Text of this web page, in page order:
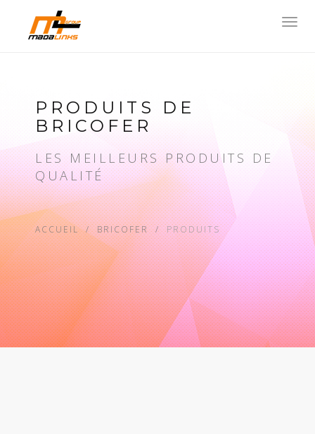
PRODUITS DE
BRICOFER
LES MEILLEURS PRODUITS DE
QUALITÉ
ACCUEIL BRICOFER PRODUITS